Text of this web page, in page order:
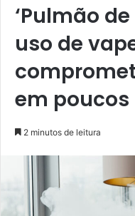
‘Pulmão
uso de
em poucos
2 minutos de leitura